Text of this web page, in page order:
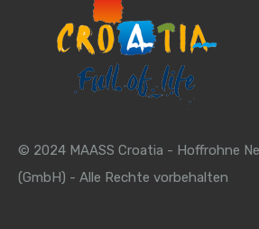
© 2024 MAASS Croatia - Hoffrohne
(GmbH) - Alle Rechte vorbehalten